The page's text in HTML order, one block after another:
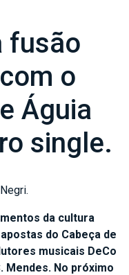
fusão
o
Águia
single.
da cultura
do Cabeça de
musicais DeCo
Mendes. No próximo